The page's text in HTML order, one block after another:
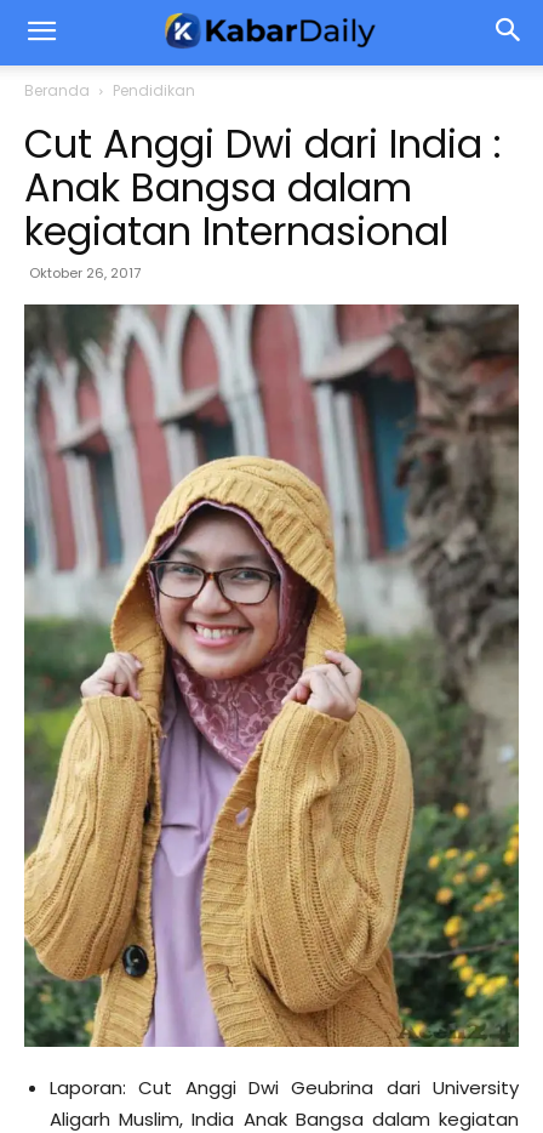
Beranda Pendidikan
Cut Anggi Dwi dari India :
Anak Bangsa dalam
kegiatan Internasional
Oktober 26, 2017
Laporan: Cut Anggi Dwi Geubrina dari University
Aligarh Muslim, India Anak Bangsa dalam kegiatan